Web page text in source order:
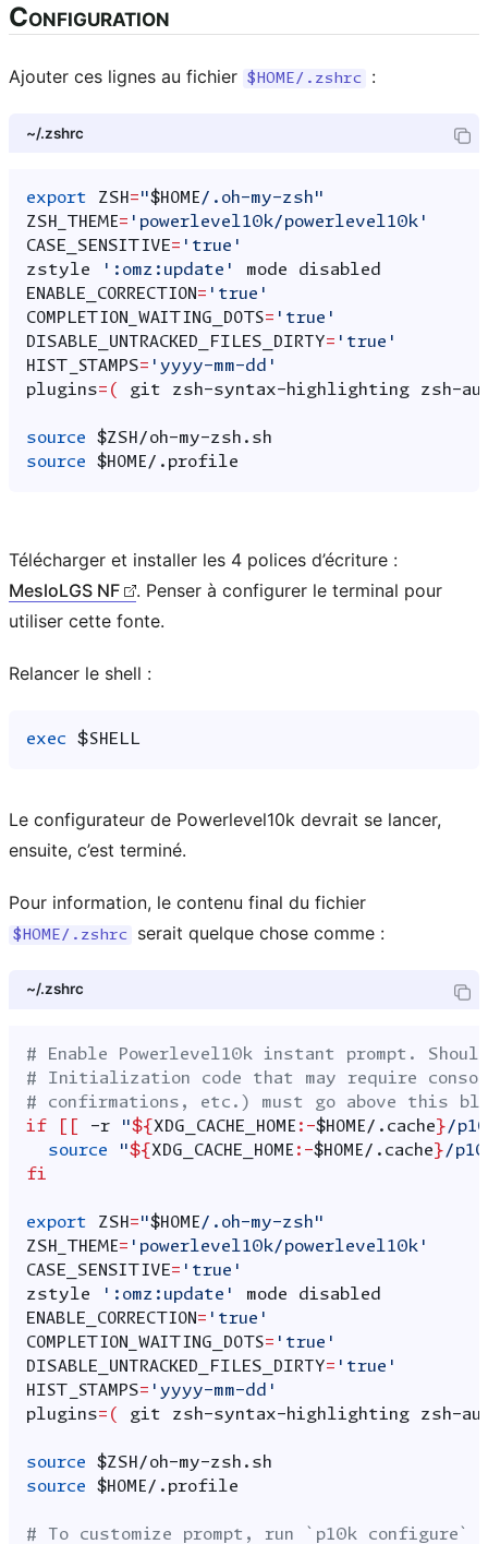
Configuration
Ajouter ces lignes au fichier $HOME/.zshrc :
~/.zshrc
export ZSH = "$HOME /.oh-my-zsh"
ZSH_THEME= 'powerlevel10k/powerlevel10k'
CASE_SENSITIVE= 'true'
zstyle
':omz:update' mode
ENABLE_CORRECTION = 'true'
COMPLETION_WAITING_DOTS= 'true'
DISABLE_UNTRACKED_FILES_DIRTY= 'true'
HIST_STAMPS= 'yyyy-mm-dd'
plugins=( git zsh-syntax-highlighting zsh-
source $ZSH
source
$HOME
Télécharger et installer les 4 polices d’écriture :
MesloLGS NF
. Penser à configurer le terminal pour
utiliser cette fonte.
Relancer le shell :
exec $SHELL
Le configurateur de Powerlevel10k devrait se lancer,
ensuite, c’est terminé.
Pour information, le contenu final du fichier
$HOME/.zshrc serait quelque chose comme :
~/.zshrc
# Enable Powerlevel10k instant prompt.
# Initialization code that may require
# confirmations, etc.) must go above this
if
-r "${ XDG_CACHE_HOME :-$HOME /.cache } /
source
"${ XDG_CACHE_HOME :-$HOME /.cache } /
fi
export ZSH = "$HOME /.oh-my-zsh"
ZSH_THEME= 'powerlevel10k/powerlevel10k'
CASE_SENSITIVE= 'true'
zstyle
':omz:update' mode
ENABLE_CORRECTION = 'true'
COMPLETION_WAITING_DOTS= 'true'
DISABLE_UNTRACKED_FILES_DIRTY= 'true'
HIST_STAMPS= 'yyyy-mm-dd'
plugins=( git zsh-syntax-highlighting zsh-
source $ZSH
source
$HOME
# To customize prompt, run `p10k